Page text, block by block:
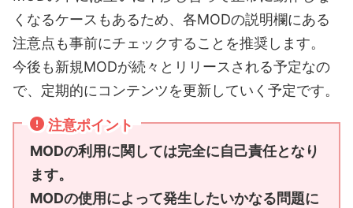
くなるケースもあるため、各MODの説明欄にある
注意点も事前にチェックすることを推奨します。
今後も新規MODが続々とリリースされる予定なの
で、定期的にコンテンツを更新していく予定です。
注意ポイント
MODの利用に関しては完全に自己責任となり
ます。
MODの使用によって発生したいかなる問題に